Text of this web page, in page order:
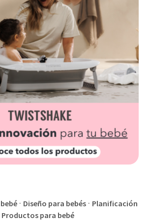
· Diseño para bebés · Planificación
Productos para bebé